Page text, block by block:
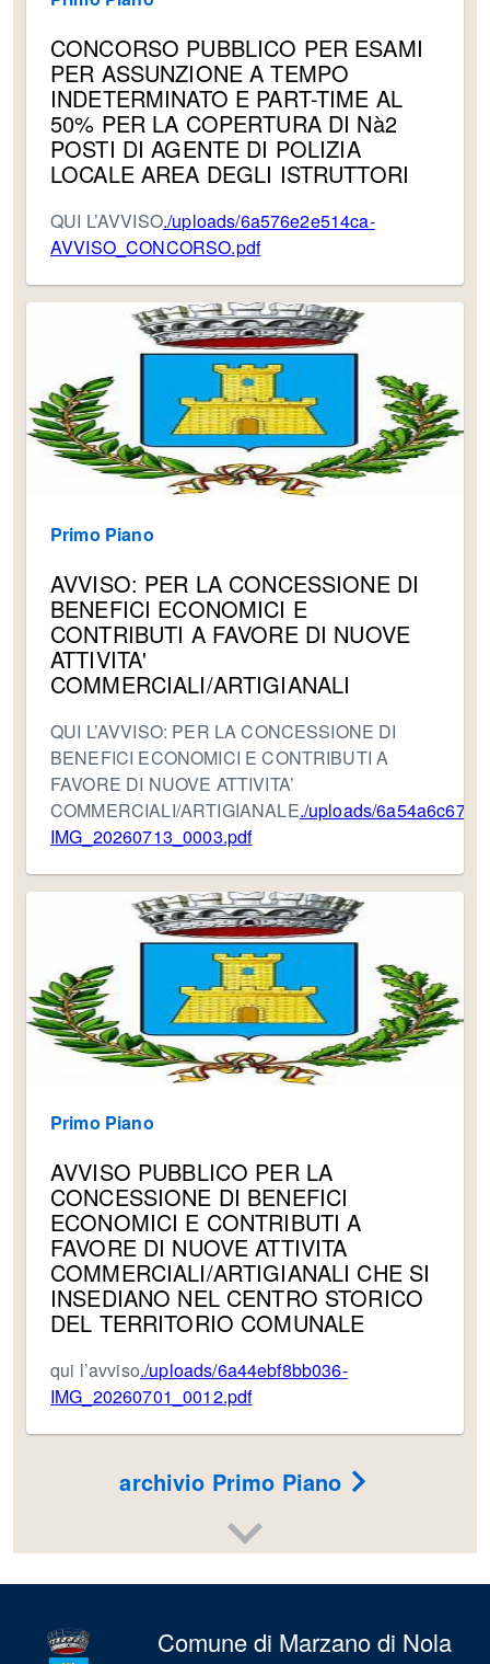
CONCORSO PUBBLICO PER ESAMI
PER ASSUNZIONE A TEMPO
INDETERMINATO E PART-TIME AL
50% PER LA COPERTURA DI Nà2
POSTI DI AGENTE DI POLIZIA
LOCALE AREA DEGLI ISTRUTTORI
QUI L’AVVISO./uploads/6a576e2e514ca-
AVVISO_CONCORSO.pdf
Primo Piano
AVVISO: PER LA CONCESSIONE DI
BENEFICI ECONOMICI E
CONTRIBUTI A FAVORE DI NUOVE
ATTIVITA'
COMMERCIALI/ARTIGIANALI
QUI L’AVVISO: PER LA CONCESSIONE DI
BENEFICI ECONOMICI E CONTRIBUTI A
FAVORE DI NUOVE ATTIVITA’
COMMERCIALI/ARTIGIANALE./uploads/
IMG_20260713_0003.pdf
Primo Piano
AVVISO PUBBLICO PER LA
CONCESSIONE DI BENEFICI
ECONOMICI E CONTRIBUTI A
FAVORE DI NUOVE ATTIVITA
COMMERCIALI/ARTIGIANALI CHE SI
INSEDIANO NEL CENTRO STORICO
DEL TERRITORIO COMUNALE
qui l’avviso./uploads/6a44ebf8bb036-
IMG_20260701_0012.pdf
archivio Primo Piano
Comune di Marzano di Nola